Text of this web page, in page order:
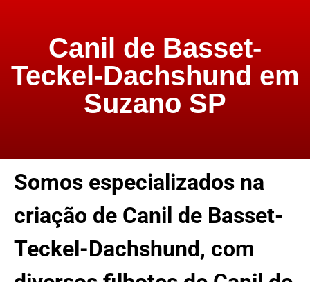
Canil de Basset-
Teckel-Dachshund em
Suzano SP
Somos especializados na
criação de Canil de Basset-
Teckel-Dachshund, com